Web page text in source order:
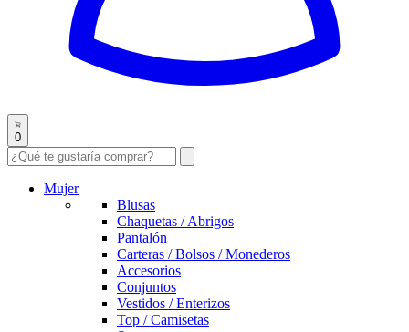
0
Mujer
Blusas
Chaquetas / Abrigos
Pantalón
Carteras / Bolsos / Monederos
Accesorios
Conjuntos
Vestidos / Enterizos
Top / Camisetas